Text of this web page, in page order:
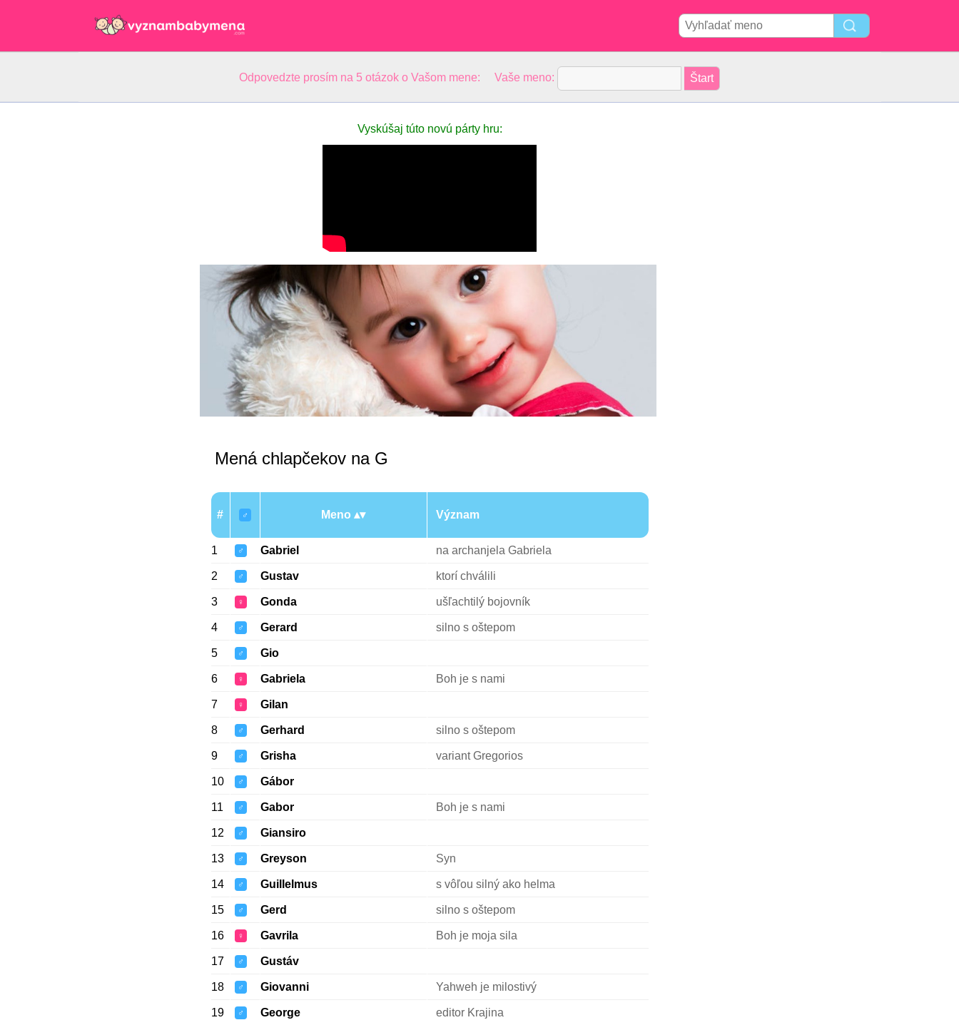
Odpovedzte prosím na 5 otázok o Vašom mene: Vaše meno:
Vyskúšaj túto novú párty hru:
Mená chlapčekov na G
# ♂ Meno Význam
1 ♂ Gabriel na archanjela Gabriela
2 ♂ Gustav ktorí chválili
3 ♀ Gonda ušľachtilý bojovník
4 ♂ Gerard silno s oštepom
5 ♂ Gio
6 ♀ Gabriela Boh je s nami
7 ♀ Gilan
8 ♂ Gerhard silno s oštepom
9 ♂ Grisha variant Gregorios
10 ♂ Gábor
11 ♂ Gabor Boh je s nami
12 ♂ Giansiro
13 ♂ Greyson Syn
14 ♂ Guillelmus s vôľou silný ako helma
15 ♂ Gerd silno s oštepom
16 ♀ Gavrila Boh je moja sila
17 ♂ Gustáv
18 ♂ Giovanni Yahweh je milostivý
19 ♂ George editor Krajina